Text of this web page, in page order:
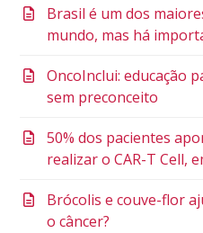
Brasil é um dos
mundo, mas há
OncoInclui: educação
sem preconceito
50% dos pacientes
realizar o CAR-T Cell,
Brócolis e couve-flor
o câncer?